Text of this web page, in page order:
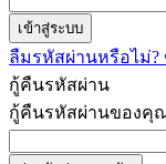
ลืมรหัสผ่านหรือไม่?
กู้คืนรหัสผ่าน
กู้คืนรหัสผ่านของคุ